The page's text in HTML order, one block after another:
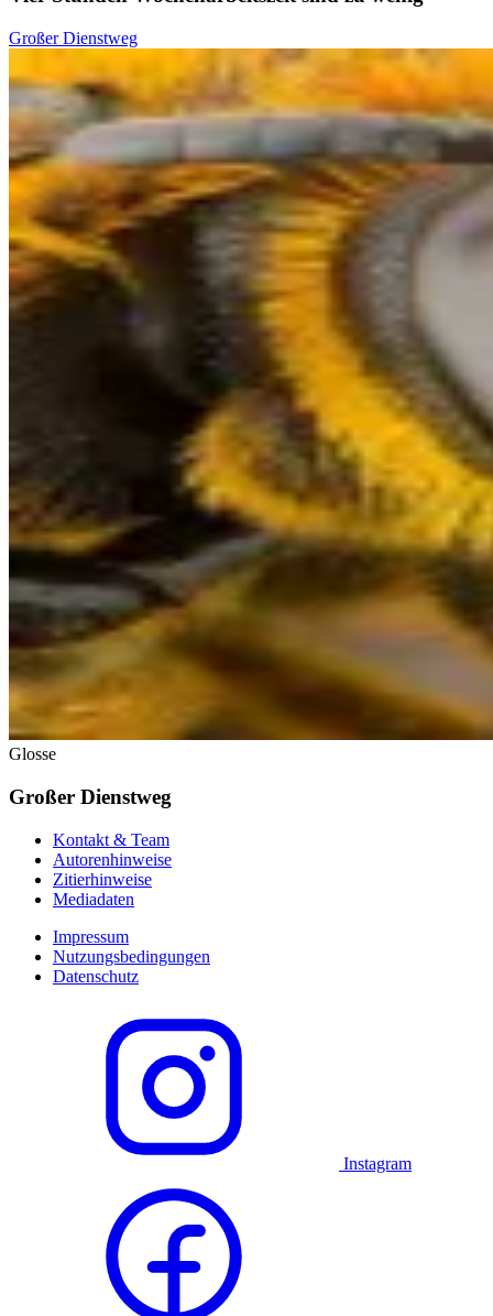
Großer Dienstweg
Glosse
Großer Dienstweg
Kontakt & Team
Autorenhinweise
Zitierhinweise
Mediadaten
Impressum
Nutzungsbedingungen
Datenschutz
Instagram